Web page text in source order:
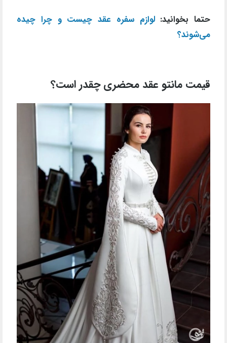
حتما بخوانید: لوازم سفره عقد چیست و چرا چیده
می‌شوند؟
قیمت مانتو عقد محضری چقدر است؟